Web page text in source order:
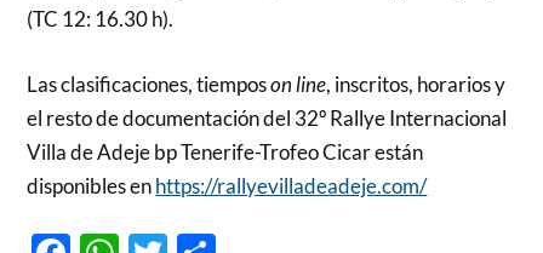
(TC 12: 16.30 h).
Las clasificaciones, tiemposon line, inscritos, horarios y
el resto de documentación del 32º Rallye Internacional
Villa de Adeje bp Tenerife-Trofeo Cicar están
disponibles enhttps://rallyevilladeadeje.com/